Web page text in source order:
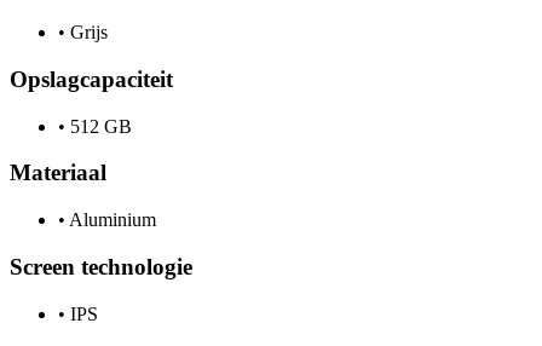
• Grijs
Opslagcapaciteit
• 512 GB
Materiaal
• Aluminium
Screen technologie
• IPS